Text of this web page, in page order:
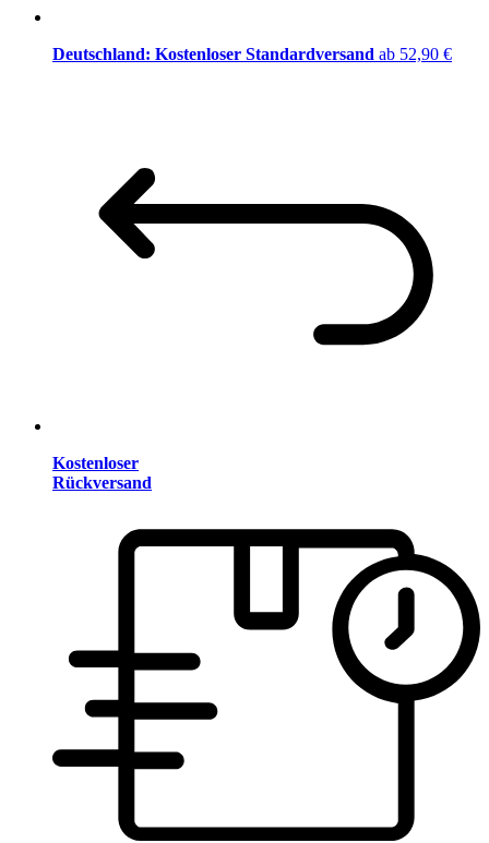
Deutschland: Kostenloser Standardversand ab 52,90 €
Kostenloser
Rückversand